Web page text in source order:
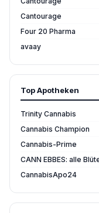
Cantourage
Four 20 Pharma
avaay
Top Apotheken
Trinity Cannabis
Cannabis Champion
Cannabis-Prime
CANN EBBES: alle
CannabisApo24